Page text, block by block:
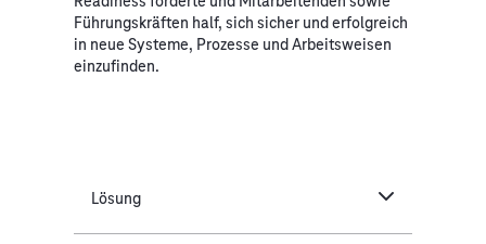
Führungskräften half, sich sicher und erfolgreich
in neue Systeme, Prozesse und Arbeitsweisen
einzufinden.
Lösung